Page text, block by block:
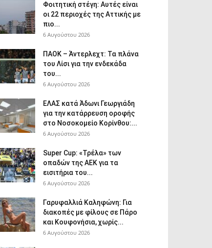
Φοιτητική στέγη: Aυτές είναι
οι 22 περιοχές της Αττικής με
πιο...
6 Αυγούστου 2026
ΠΑΟΚ – Άντερλεχτ: Τα πλάνα
του Λίσι για την ενδεκάδα
του...
6 Αυγούστου 2026
ΕΛΑΣ κατά Άδωνι Γεωργιάδη
για την κατάρρευση οροφής
στο Νοσοκομείο Κορίνθου:...
6 Αυγούστου 2026
Super Cup: «Τρέλα» των
οπαδών της ΑΕΚ για τα
εισιτήρια του...
6 Αυγούστου 2026
Γαρυφαλλιά Καληφώνη: Για
διακοπές με φίλους σε Πάρο
και Κουφονήσια, χωρίς...
6 Αυγούστου 2026